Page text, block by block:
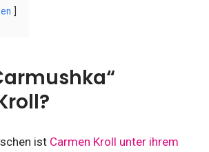
ist Carmen Kroll unter ihrem